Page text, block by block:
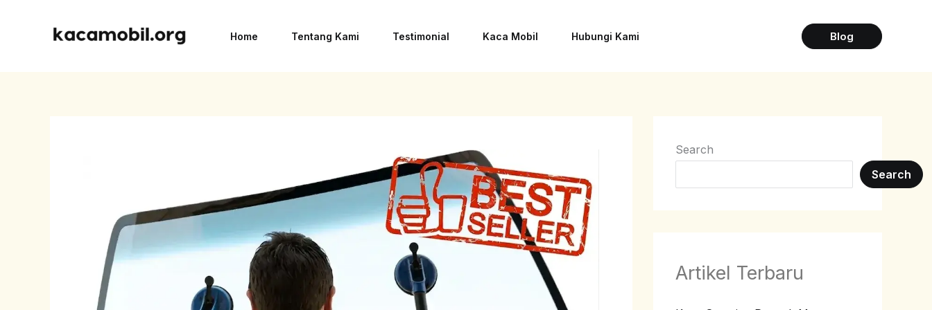
Home Tentang Kami Testimonial Kaca Mobil Hubungi Kami Blog
Search
Search
Artikel Terbaru